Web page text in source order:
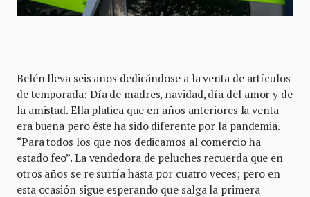
Belén lleva seis años dedicándose a la venta de artículos
de temporada: Día de madres, navidad, día del amor y de
la amistad. Ella platica que en años anteriores la venta
era buena pero éste ha sido diferente por la pandemia.
“Para todos los que nos dedicamos al comercio ha
estado feo”. La vendedora de peluches recuerda que en
otros años se re surtía hasta por cuatro veces; pero en
esta ocasión sigue esperando que salga la primera